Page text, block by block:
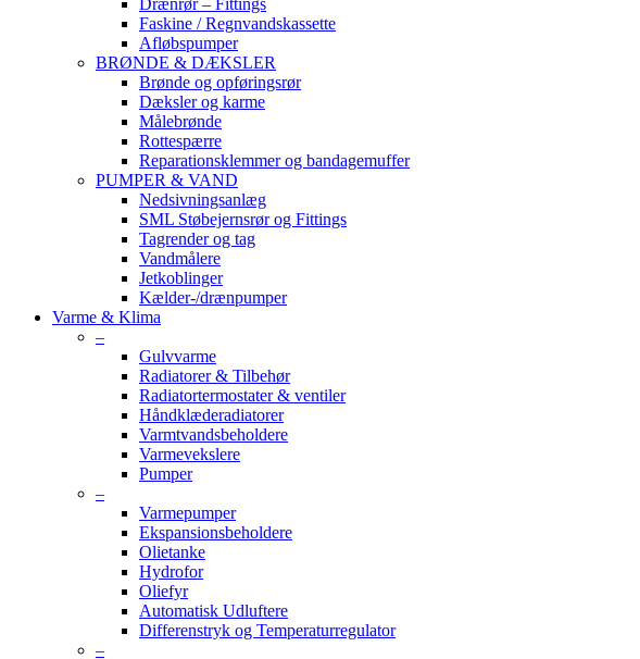
Drænrør – Fittings
Faskine / Regnvandskassette
Afløbspumper
BRØNDE & DÆKSLER
Brønde og opføringsrør
Dæksler og karme
Målebrønde
Rottespærre
Reparationsklemmer og bandagemuffer
PUMPER & VAND
Nedsivningsanlæg
SML Støbejernsrør og Fittings
Tagrender og tag
Vandmålere
Jetkoblinger
Kælder-/drænpumper
Varme & Klima
–
Gulvvarme
Radiatorer & Tilbehør
Radiatortermostater & ventiler
Håndklæderadiatorer
Varmtvandsbeholdere
Varmevekslere
Pumper
–
Varmepumper
Ekspansionsbeholdere
Olietanke
Hydrofor
Oliefyr
Automatisk Udluftere
Differenstryk og Temperaturregulator
–